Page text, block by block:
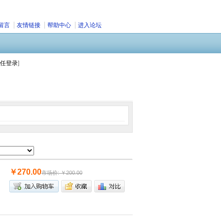
言 友情链接 帮助中心 进入论坛
登录]
￥270.00市场价: ￥200.00